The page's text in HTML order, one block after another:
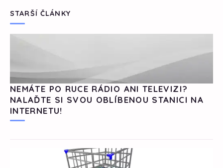
STARŠÍ ČLÁNKY
NEMÁTE PO RUCE RÁDIO ANI TELEVIZI?
NALAĎTE SI SVOU OBLÍBENOU STANICI NA
INTERNETU!